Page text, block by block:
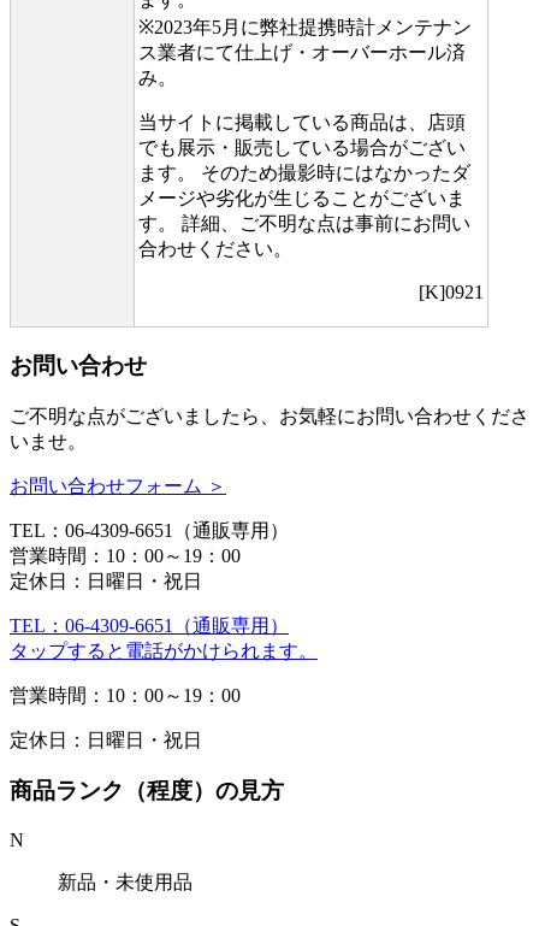
※2023年5月に弊社提携時計メンテナン
ス業者にて仕上げ・オーバーホール済
み。
当サイトに掲載している商品は、店頭
でも展示・販売している場合がござい
ます。 そのため撮影時にはなかったダ
メージや劣化が生じることがございま
す。 詳細、ご不明な点は事前にお問い
合わせください。
[K]0921
お問い合わせ
ご不明な点がございましたら、お気軽にお問い合わせくださ
いませ。
お問い合わせフォーム ＞
TEL：06-4309-6651（通販専用）
営業時間：10：00～19：00
定休日：日曜日・祝日
TEL：06-4309-6651（通販専用）
タップすると電話がかけられます。
営業時間：10：00～19：00
定休日：日曜日・祝日
商品ランク（程度）の見方
N
新品・未使用品